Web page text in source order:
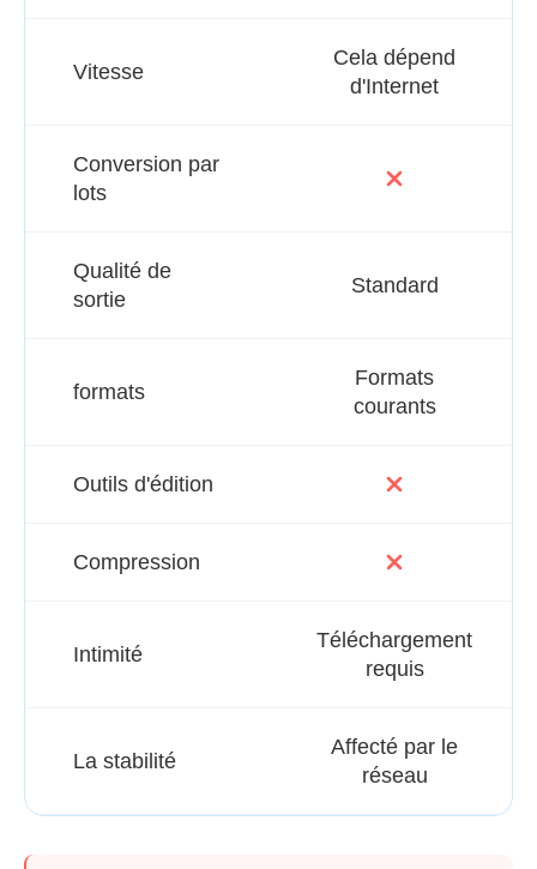
Vitesse
Cela dépend
d'Internet
Conversion par
lots
Qualité de
sortie
Standard
formats
Formats
courants
Outils d'édition
Compression
Intimité
Téléchargement
requis
La stabilité
Affecté par le
réseau